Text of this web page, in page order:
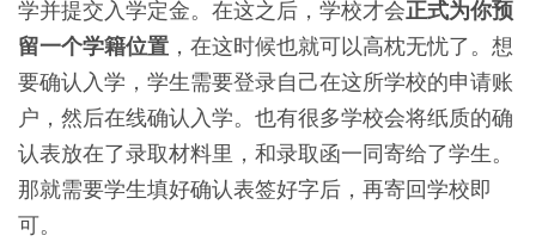
学并提交入学定金。在这之后，学校才会正式为你预
留一个学籍位置 ，在这时候也就可以高枕无忧了。想
要确认入学，学生需要登录自己在这所学校的申请账
户，然后在线确认入学。也有很多学校会将纸质的确
认表放在了录取材料里，和录取函一同寄给了学生。
那就需要学生填好确认表签好字后，再寄回学校即
可。